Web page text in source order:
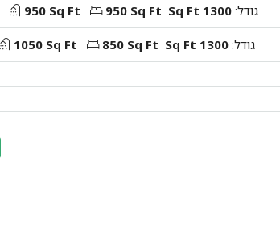
גודל: 1300 Sq Ft
950 Sq Ft
950 Sq Ft
גודל: 1300 Sq Ft
850 Sq Ft
1050 Sq Ft